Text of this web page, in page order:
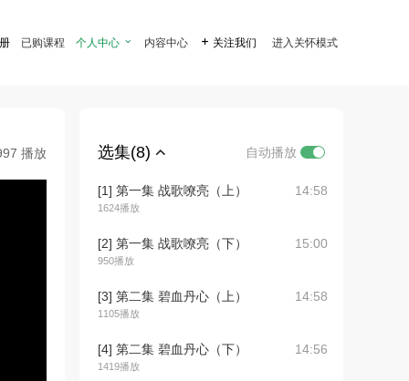
已购课程 个人中心  内容中心  关注我们 进入关怀模式
播放 选集(8) 自动播放
[1] 第一集 战歌嘹亮（上）
1624播放
14:58
[2] 第一集 战歌嘹亮（下）
950播放
15:00
[3] 第二集 碧血丹心（上）
1105播放
14:58
[4] 第二集 碧血丹心（下）
1419播放
14:56